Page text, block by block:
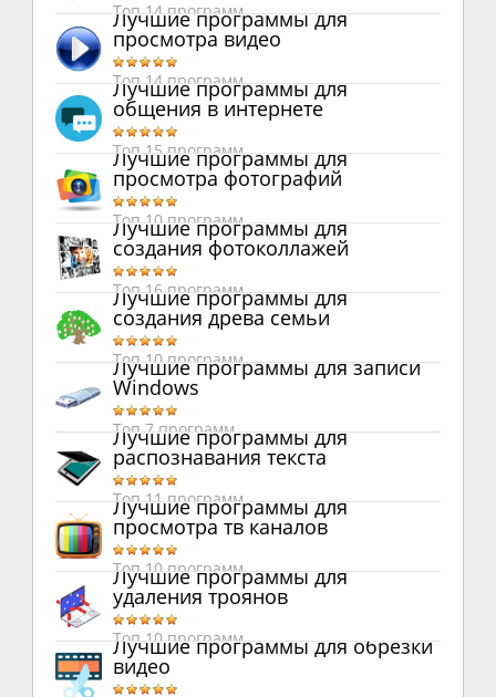
Топ 14 программ
Лучшие программы для
просмотра видео
Топ 14 программ
Лучшие программы для
общения в интернете
Топ 15 программ
Лучшие программы для
просмотра фотографий
Топ 10 программ
Лучшие программы для
создания фотоколлажей
Топ 16 программ
Лучшие программы для
создания древа семьи
Топ 10 программ
Лучшие программы для записи
Windows
Топ 7 программ
Лучшие программы для
распознавания текста
Топ 11 программ
Лучшие программы для
просмотра тв каналов
Топ 10 программ
Лучшие программы для
удаления троянов
Топ 10 программ
Лучшие программы для обрезки
видео